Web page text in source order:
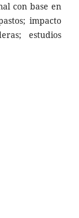
con base en
impacto
estudios